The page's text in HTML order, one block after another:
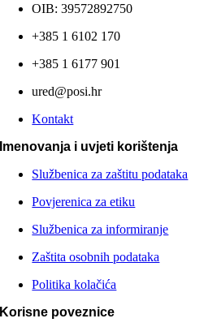
OIB: 39572892750
+385 1 6102 170
+385 1 6177 901
ured@posi.hr
Kontakt
Imenovanja i uvjeti korištenja
Službenica za zaštitu podataka
Povjerenica za etiku
Službenica za informiranje
Zaštita osobnih podataka
Politika kolačića
Korisne poveznice